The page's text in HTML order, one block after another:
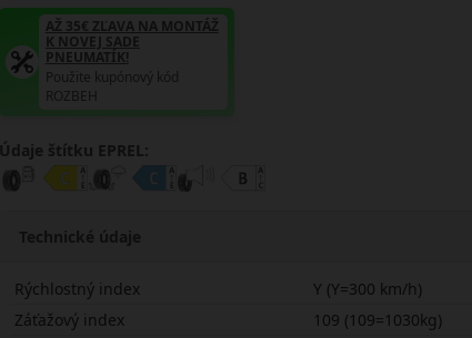
AŽ 35€ ZĽAVA NA MONTÁŽ
K NOVEJ SADE
PNEUMATÍK!
Použite kupónový kód
ROZBEH
Údaje štítku EPREL:
Technické údaje
Rýchlostný index
Y (Y=300 km/h)
Záťažový index
109 (109=1030kg)